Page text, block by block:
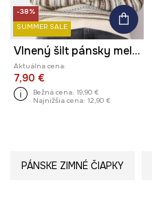
-38%
SUMMER SALE
Vlnený šilt pánsky melanžový
Aktuálna cena:
7,90 €
Bežná cena: 19,90 €
Najnižšia cena: 12,90 €
PÁNSKE ZIMNÉ ČIAPKY